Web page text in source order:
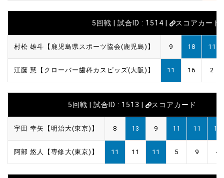
5回戦 | 試合ID : 1514 | スコアカード
村松 雄斗【鹿児島県スポーツ協会(鹿児島)】 9 18 11
江藤 慧【クローバー歯科カスピッズ(大阪)】 11 16 2
5回戦 | 試合ID : 1513 | スコアカード
宇田 幸矢【明治大(東京)】 8 13 9 11 11 11
阿部 悠人【専修大(東京)】 11 11 11 5 9 4